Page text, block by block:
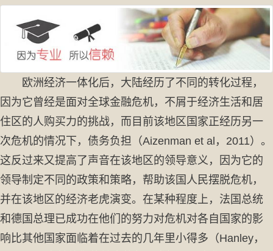
欧洲经济一体化后，大陆经历了不同的转化过程，
因为它曾经是面对全球金融危机，不屑于经济生活和居
住区的人购买力的挑战，而目前该地区国家正经历另一
次危机的情况下，债务负担（Aizenman et al，2011）。
这反过来又提高了声音在该地区的领导意义，因为它的
领导制定不同的政策和策略，帮助该国人民摆脱危机，
并在该地区的经济老虎演变。在某种程度上，法国总统
和德国总理已成功在他们的努力对危机对各自国家的影
响比其他国家面临着在过去的几年里小得多（Hanley，